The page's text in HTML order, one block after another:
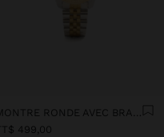
MONTRE RONDE AVEC BRACELET EN ACIER INOXYDABLE
TT$ 499,00